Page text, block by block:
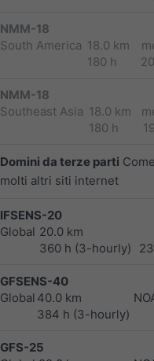
NMM-18
South America 18.0 km
180 h
NMM-18
Southeast Asia 18.0 km
180 h
Domini da terze parti
molti altri siti internet
IFSENS-20
Global 20.0 km
360 h (3-hourly)
GFSENS-40
Global 40.0 km
384 h (3-hourly)
GFS-25